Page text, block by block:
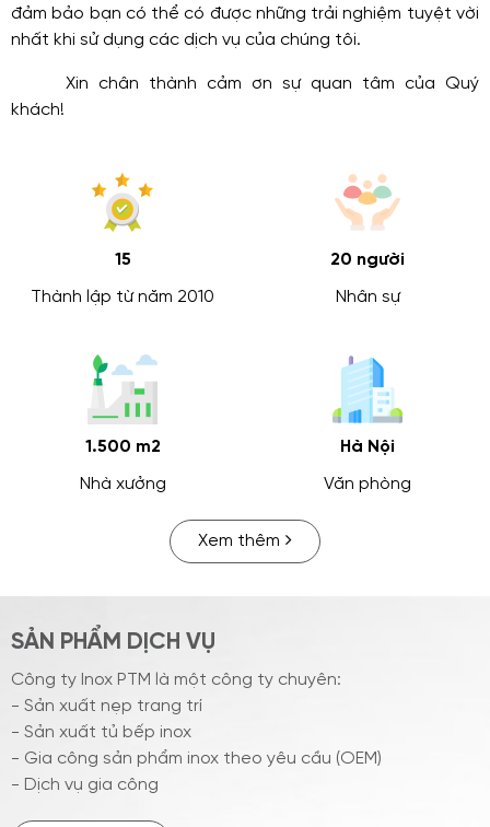
đảm bảo bạn có thể có được những trải nghiệm tuyệt vời
nhất khi sử dụng các dịch vụ của chúng tôi.
Xin chân thành cảm ơn sự quan tâm của Quý
khách!
15
Thành lập từ năm 2010
20 người
Nhân sự
1.500 m2
Nhà xưởng
Hà Nội
Văn phòng
Xem thêm
SẢN PHẨM DỊCH VỤ
Công ty Inox PTM là một công ty chuyên:
- Sản xuất nẹp trang trí
- Sản xuất tủ bếp inox
- Gia công sản phẩm inox theo yêu cầu (OEM)
- Dịch vụ gia công